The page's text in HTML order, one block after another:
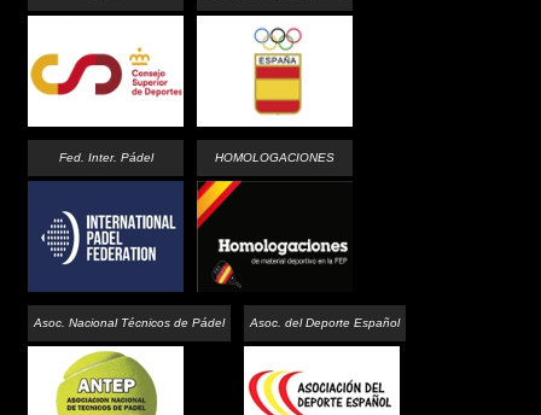
Fed. Inter. Pádel HOMOLOGACIONES
Asoc. Nacional Técnicos de Pádel Asoc. del Deporte Español